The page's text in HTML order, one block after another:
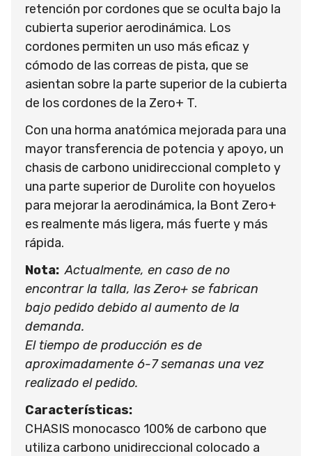
retención por cordones que se oculta bajo la
cubierta superior aerodinámica. Los
cordones permiten un uso más eficaz y
cómodo de las correas de pista, que se
asientan sobre la parte superior de la cubierta
de los cordones de la Zero+ T.
Con una horma anatómica mejorada para una
mayor transferencia de potencia y apoyo, un
chasis de carbono unidireccional completo y
una parte superior de Durolite con hoyuelos
para mejorar la aerodinámica, la Bont Zero+
es realmente más ligera, más fuerte y más
rápida.
Nota: Actualmente, en caso de no
encontrar la talla, las Zero+ se fabrican
bajo pedido debido al aumento de la
demanda.
El tiempo de producción es de
aproximadamente 6-7 semanas una vez
realizado el pedido.
Características:
CHASIS monocasco 100% de carbono que
utiliza carbono unidireccional colocado a